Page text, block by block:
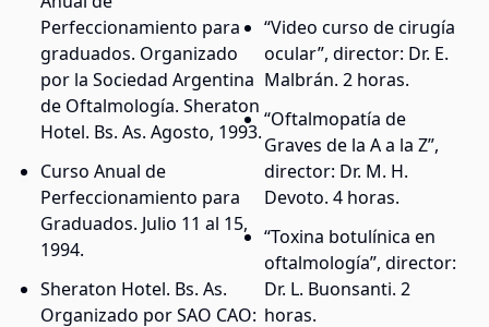
Perfeccionamiento para
graduados. Organizado
por la Sociedad Argentina
de Oftalmología. Sheraton
Hotel. Bs. As. Agosto, 1993.
Curso Anual de
Perfeccionamiento para
Graduados. Julio 11 al 15,
1994.
Sheraton Hotel. Bs. As.
Organizado por SAO CAO:
“Video curso de cirugía
ocular”, director: Dr. E.
Malbrán. 2 horas.
“Oftalmopatía de
Graves de la A a la Z”,
director: Dr. M. H.
Devoto. 4 horas.
“Toxina botulínica en
oftalmología”, director:
Dr. L. Buonsanti. 2
horas.